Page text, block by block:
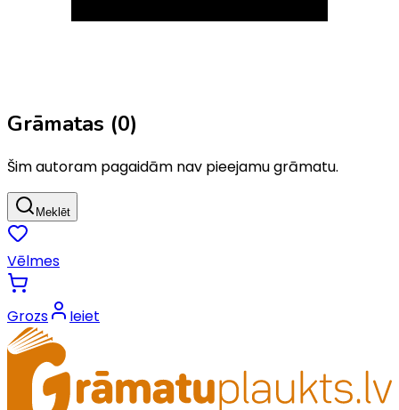
Grāmatas (0)
Šim autoram pagaidām nav pieejamu grāmatu.
Meklēt
Vēlmes
Grozs Ieiet